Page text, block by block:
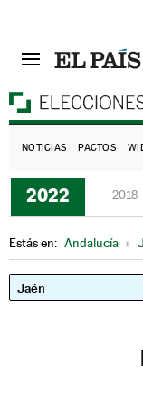
NOTICIAS PACTOS
2022 2018
Estás en: Andalucía »